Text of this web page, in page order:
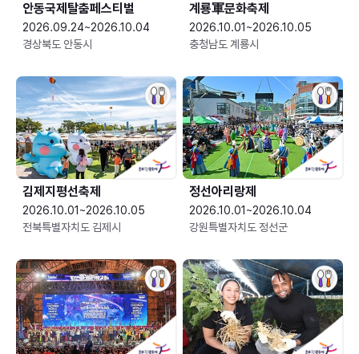
안동국제탈춤페스티벌
2026.09.24~2026.10.04
경상북도 안동시
2026.10.01~2026.10.05
충청남도 계룡시
김제지평선축제
2026.10.01~2026.10.05
전북특별자치도 김제시
정선아리랑제
2026.10.01~2026.10.04
강원특별자치도 정선군